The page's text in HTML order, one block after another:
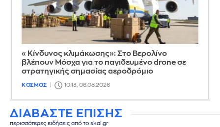
«Κίνδυνος κλιμάκωσης»: Στο Βερολίνο
βλέπουν Μόσχα για το παγιδευμένο drone σε
στρατηγικής σημασίας αεροδρόμιο
ΚΟΣΜΟΣ 10:13, 06.08.2026
ΔΙΑΒΑΣΤΕ ΕΠΙΣΗΣ
περισσότερες ειδήσεις από το skai.gr